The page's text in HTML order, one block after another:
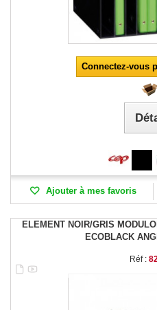
Connectez-vous
Ajouter à mes favoris
ELEMENT NOIR/GRIS
ECOBLACK
Réf :